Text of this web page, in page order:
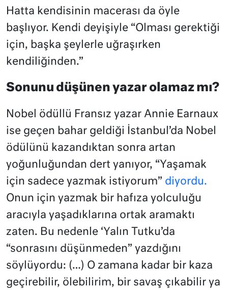
Hatta kendisinin macerası da öyle
başlıyor. Kendi deyişiyle “Olması gerektiği
için, başka şeylerle uğraşırken
kendiliğinden.”
Sonunu düşünen yazar olamaz mı?
Nobel ödüllü Fransız yazar Annie Earnaux
ise geçen bahar geldiği İstanbul’da Nobel
ödülünü kazandıktan sonra artan
yoğunluğundan dert yanıyor, “Yaşamak
için sadece yazmak istiyorum” diyordu.
Onun için yazmak bir hafıza yolculuğu
aracıyla yaşadıklarına ortak aramaktı
zaten. Bu nedenle ‘Yalın Tutku’da
“sonrasını düşünmeden” yazdığını
söylüyordu: (…) O zamana kadar bir kaza
geçirebilir, ölebilirim, bir savaş çıkabilir ya